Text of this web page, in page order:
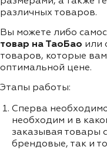
различных товаров.
Вы можете либо
товар на ТаоБао или
товаров, которые
оптимальной цене.
Этапы работы:
Сперва
необходим и в
заказывая товары
брендовые, так и